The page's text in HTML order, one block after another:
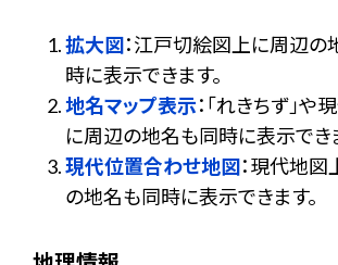
拡大図：江戸切絵図上に周辺の
時に表示できます。
地名マップ表示：「れきちず」や
に周辺の地名も同時に表示でき
現代位置合わせ地図：現代地
の地名も同時に表示できます。